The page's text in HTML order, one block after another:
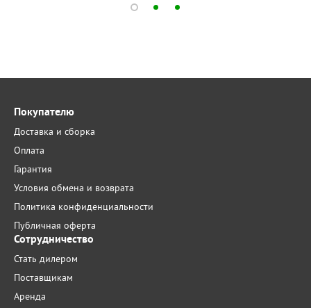
Покупателю
Доставка и сборка
Оплата
Гарантия
Условия обмена и возврата
Политика конфиденциальности
Публичная оферта
Сотрудничество
Стать дилером
Поставщикам
Аренда